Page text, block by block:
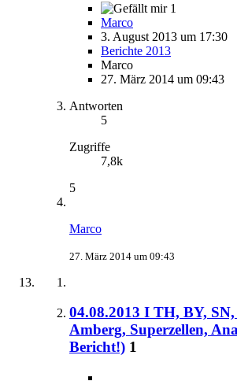
1
Marco
3. August 2013 um 17:30
Berichte 2013
Marco
27. März 2014 um 09:43
Antworten
5
Zugriffe
7,8k
5
Marco
27. März 2014 um 09:43
04.08.2013 I TH, BY,
Amberg, Superzellen,
Bericht!) 1